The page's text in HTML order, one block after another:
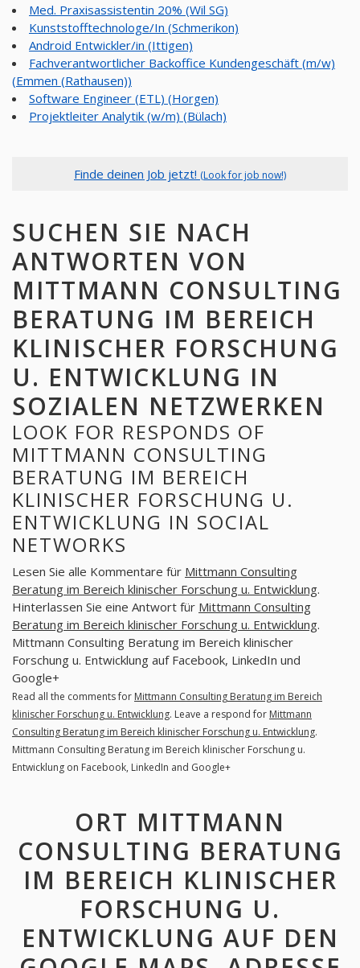
Med. Praxisassistentin 20% (Wil SG)
Kunststofftechnologe/In (Schmerikon)
Android Entwickler/in (Ittigen)
Fachverantwortlicher Backoffice Kundengeschäft (m/w)
(Emmen (Rathausen))
Software Engineer (ETL) (Horgen)
Projektleiter Analytik (w/m) (Bülach)
Finde deinen Job jetzt! (Look for job now!)
SUCHEN SIE NACH
ANTWORTEN VON
MITTMANN CONSULTING
BERATUNG IM BEREICH
KLINISCHER FORSCHUNG
U. ENTWICKLUNG IN
SOZIALEN NETZWERKEN
LOOK FOR RESPONDS OF
MITTMANN CONSULTING
BERATUNG IM BEREICH
KLINISCHER FORSCHUNG U.
ENTWICKLUNG IN SOCIAL
NETWORKS
Lesen Sie alle Kommentare für Mittmann Consulting
Beratung im Bereich klinischer Forschung u. Entwicklung.
Hinterlassen Sie eine Antwort für Mittmann Consulting
Beratung im Bereich klinischer Forschung u. Entwicklung.
Mittmann Consulting Beratung im Bereich klinischer
Forschung u. Entwicklung auf Facebook, LinkedIn und
Google+
Read all the comments for Mittmann Consulting Beratung im Bereich
klinischer Forschung u. Entwicklung. Leave a respond for Mittmann
Consulting Beratung im Bereich klinischer Forschung u. Entwicklung.
Mittmann Consulting Beratung im Bereich klinischer Forschung u.
Entwicklung on Facebook, LinkedIn and Google+
ORT MITTMANN
CONSULTING BERATUNG
IM BEREICH KLINISCHER
FORSCHUNG U.
ENTWICKLUNG AUF DEN